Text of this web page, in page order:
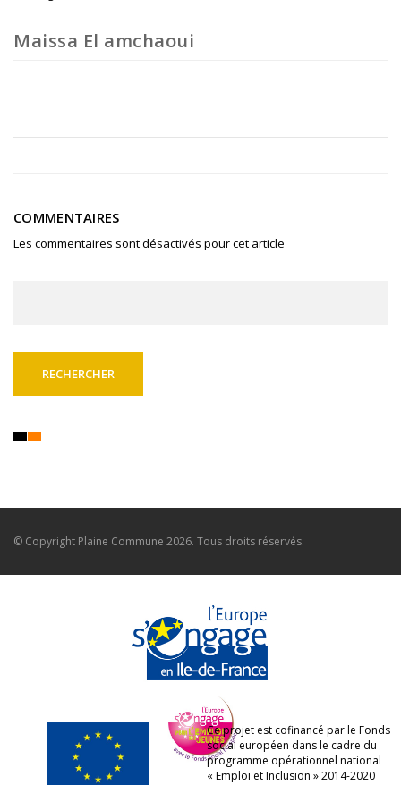
Maissa El amchaoui
COMMENTAIRES
Les commentaires sont désactivés pour cet article
© Copyright Plaine Commune 2026. Tous droits réservés.
Ce projet est cofinancé par le Fonds
social européen dans le cadre du
programme opérationnel national
« Emploi et Inclusion » 2014-2020